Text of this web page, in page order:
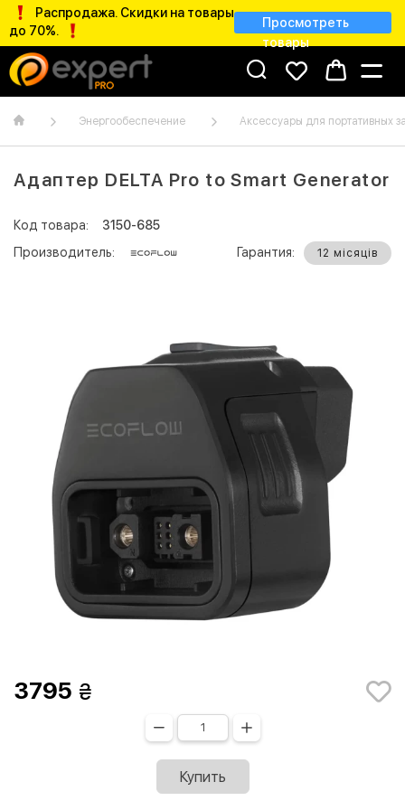
Распродажа. Скидки на товары
до 70%.
Просмотреть
товары
Энергообеспечение Аксессуары для портативных
Адаптер DELTA Pro to Smart Generator
Код товара:
3150-685
Производитель:
Гарантия: 12 місяців
3795
Купить